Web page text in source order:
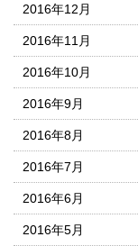
2016年12月
2016年11月
2016年10月
2016年9月
2016年8月
2016年7月
2016年6月
2016年5月